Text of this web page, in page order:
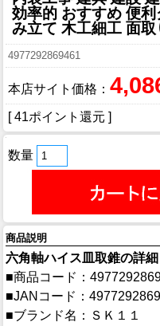
効率的 おすすめ 便
み立て 木工細工 面
4977292869461
本店サイト価格：
[ 41ポイント還元 ]
数量
商品説明
六角軸ハイス皿取錐の詳細
■商品コード：
■JANコード：
■ブランド名：ＳＫ１１